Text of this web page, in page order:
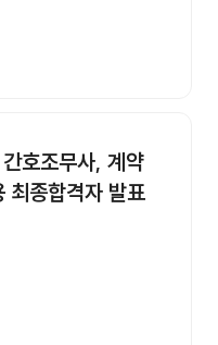
호조무사, 계약
최종합격자 발표